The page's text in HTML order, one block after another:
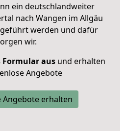
ein deutschlandweiter
nach Wangen im Allgäu
werden und dafür
wir.
Formular ausund erhalten
Angebote
Angebote erhalten